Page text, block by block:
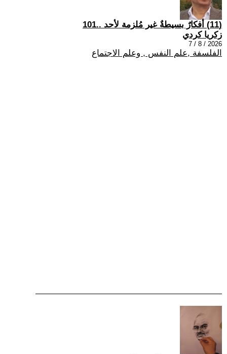
(11) أفكارٌ بسيطةٌ غير مُلزمة لأحد ..101
زكريا كردي
2026 / 8 / 7
الفلسفة ,علم النفس , وعلم الاجتماع